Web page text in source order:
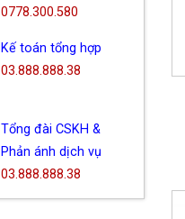
0778.300.580
Kế toán tổng hợp
03.888.888.38
Tổng đài CSKH &
Phản ánh dịch vụ
03.888.888.38